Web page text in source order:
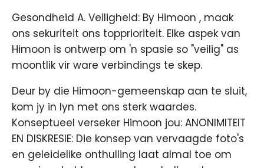
Gesondheid A. Veiligheid: By Himoon , maak
ons ​​sekuriteit ons topprioriteit. Elke aspek van
Himoon is ontwerp om 'n spasie so "veilig" as
moontlik vir ware verbindings te skep.
Deur by die Himoon-gemeenskap aan te sluit,
kom jy in lyn met ons sterk waardes.
Konseptueel verseker Himoon jou: ANONIMITEIT
EN DISKRESIE: Die konsep van vervaagde foto's
en geleidelike onthulling laat almal toe om